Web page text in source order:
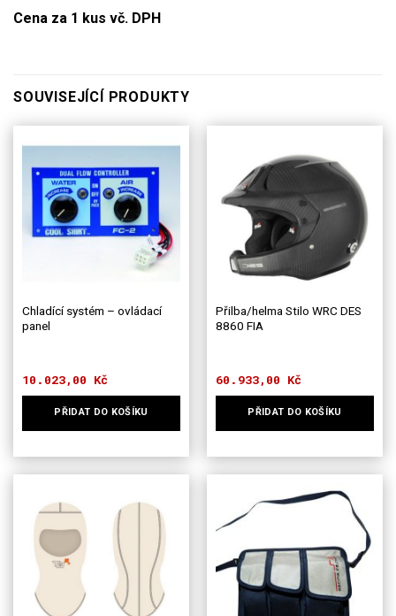
Cena za 1 kus vč. DPH
SOUVISEJÍCÍ PRODUKTY
Chladící systém – ovládací
panel
10.023,00 Kč
PŘIDAT DO KOŠÍKU
Přilba/helma Stilo WRC DES
8860 FIA
60.933,00 Kč
PŘIDAT DO KOŠÍKU
produkt
má
variant.
Možnosti
vybrat
stránce